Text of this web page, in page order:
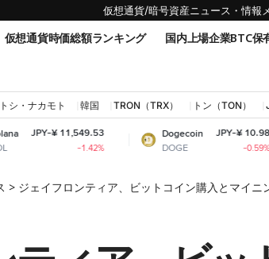
仮想通貨/暗号資産ニュース・情報
仮想通貨時価総額ランキング 国内上場企業BTC保
シ・ナカモト 韓国 TRON（TRX） トン（TON）
Dogecoin
DOGE
JPY-¥ 10.98
-0.59%
> ジェイフロンティア、ビットコイン購入とマイ